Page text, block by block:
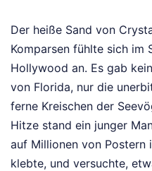
Der heiße Sand von
Komparsen fühlte sich im
Hollywood an. Es gab
von Florida, nur die
ferne Kreischen der
Hitze stand ein junger
auf Millionen von Postern
klebte, und versuchte,